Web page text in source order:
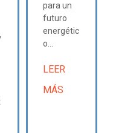
para un
futuro
energétic
o...
LEER
MÁS